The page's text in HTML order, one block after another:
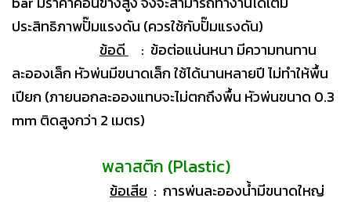
ประสิทธิภาพปั๊มแรงดัน (ควรใช้กับปั๊มแรงดัน)
ข้อดี
: ข้อต่อแน่นหนา มีความทนทาน
ละอองเล็ก หัวพ่นมีขนาดเล็ก ใช้ได้นานหลายปี ไม่ทำให้พื้น
เปียก (ภายนอกละอองแทบจะไม่ตกถึงพื้น หัวพ่นขนาด 0.3
mm ติดสูงกว่า 2 เมตร)
พลาสติก (Plastic)
ข้อเสีย : การพ่นละอองน้ำมีขนาดใหญ่